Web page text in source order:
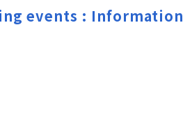
events : Information